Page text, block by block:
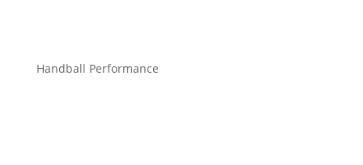
Handball Performance